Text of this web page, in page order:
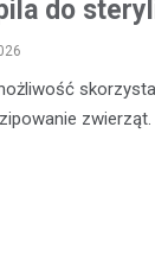
do
zwierząt.